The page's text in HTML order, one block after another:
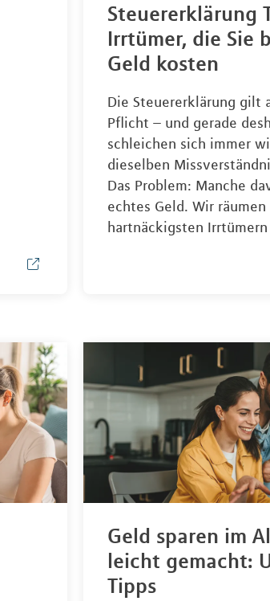
Steuererklärung
Irrtümer, die Sie
Geld kosten
Die Steuererklärung gilt
Pflicht – und gerade
schleichen sich immer
dieselben
Das Problem: Manche
echtes Geld. Wir
hartnäckigsten Irrtümern
Geld sparen im
leicht gemacht:
Tipps